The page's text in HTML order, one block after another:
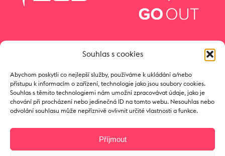
Souhlas s cookies
Abychom poskytli co nejlepší služby, používáme k ukládání a/nebo
přístupu k informacím o zařízení, technologie jako jsou soubory cookies.
Souhlas s těmito technologiemi nám umožní zpracovávat údaje, jako je
chování při procházení nebo jedinečná ID na tomto webu. Nesouhlas nebo
odvolání souhlasu může nepříznivě ovlivnit určité vlastnosti a funkce.
Příjmout